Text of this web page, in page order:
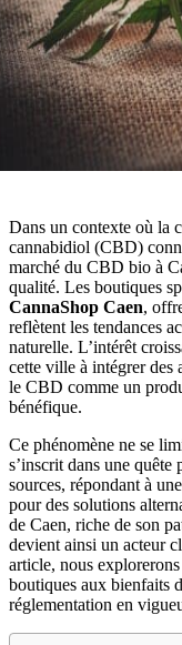
Dans un contexte où la
cannabidiol (CBD)
marché du CBD bio à
qualité. Les boutiques
CannaShop Caen,
reflètent les tendances
naturelle. L’intérêt
cette ville à intégrer des
le CBD comme un
bénéfique.
Ce phénomène ne se
s’inscrit dans une
sources, répondant à
pour des solutions
de Caen, riche de son
devient ainsi un acteur
article, nous
boutiques aux bienfaits
réglementation en